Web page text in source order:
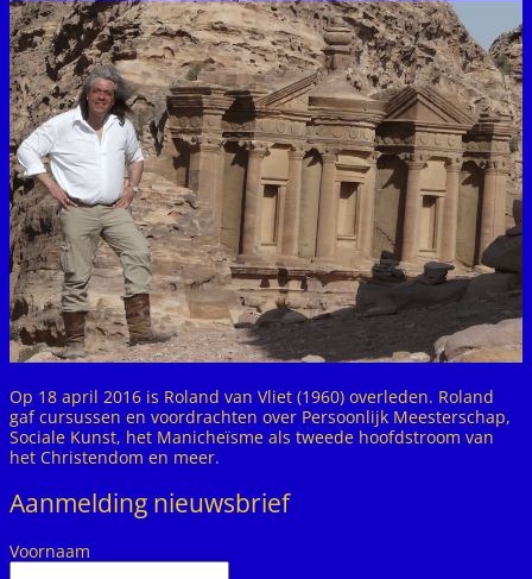
Op 18 april 2016 is Roland van Vliet (1960) overleden. Roland
gaf cursussen en voordrachten over Persoonlijk Meesterschap,
Sociale Kunst, het Manicheïsme als tweede hoofdstroom van
het Christendom en meer.
Aanmelding nieuwsbrief
Voornaam